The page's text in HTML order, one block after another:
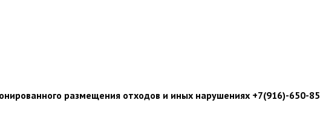
размещения отходов и иных нарушениях +7(916)-650-